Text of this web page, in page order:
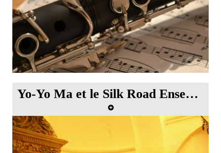
Yo-Yo Ma et le Silk Road Ensemble
Séjour d’étude avec Yo-Yo Ma et le Silk Road